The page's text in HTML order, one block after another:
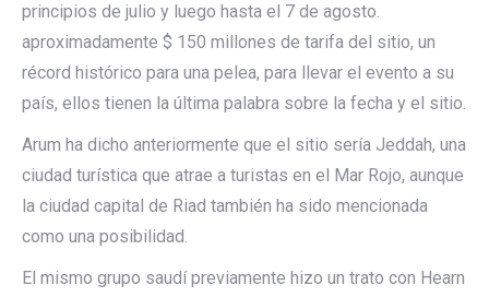
principios de julio y luego hasta el 7 de agosto.
aproximadamente $ 150 millones de tarifa del sitio, un
récord histórico para una pelea, para llevar el evento a su
país, ellos tienen la última palabra sobre la fecha y el sitio.
Arum ha dicho anteriormente que el sitio sería Jeddah, una
ciudad turística que atrae a turistas en el Mar Rojo, aunque
la ciudad capital de Riad también ha sido mencionada
como una posibilidad.
El mismo grupo saudí previamente hizo un trato con Hearn